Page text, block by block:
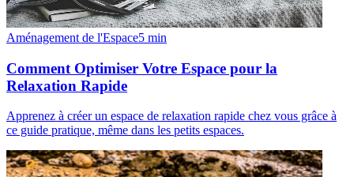
Aménagement de l'Espace5 min
Comment Optimiser Votre Espace pour la
Relaxation Rapide
Apprenez à créer un espace de relaxation rapide chez vous grâce à
ce guide pratique, même dans les petits espaces.